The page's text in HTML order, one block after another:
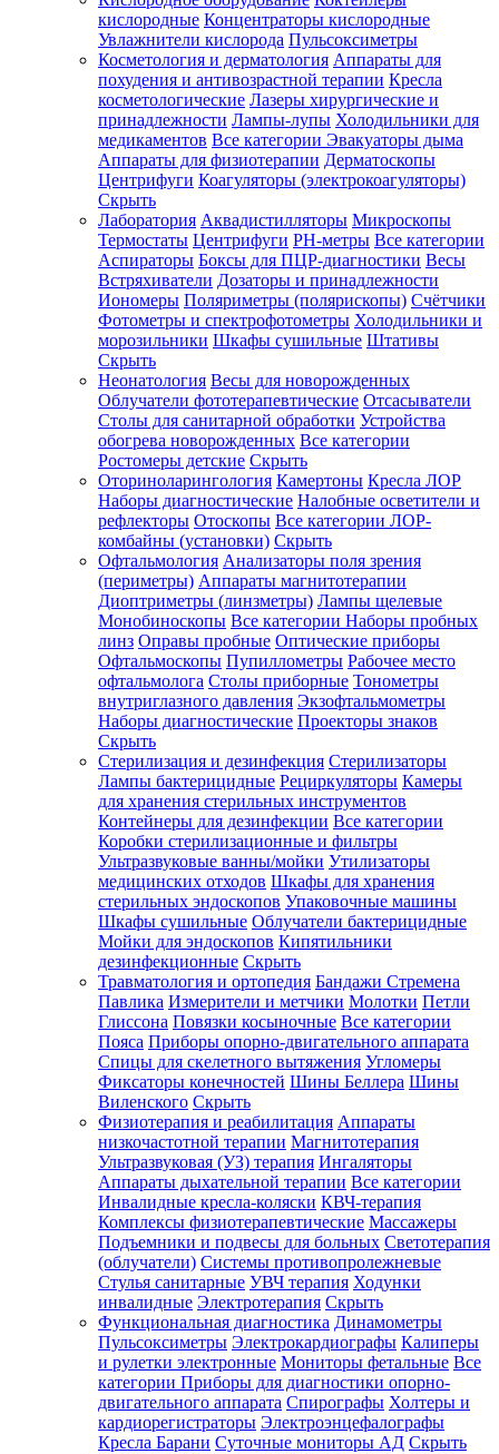
Зарегистрироваться
Зачем
регистрироваться?
Все
покупки
одном
месте
Личный
менеджер
Отслеживание
статуса
заказа
кислородные Концентраторы кислородные
Увлажнители кислорода Пульсоксиметры
Косметология и дерматология Аппараты для
похудения и антивозрастной терапии Кресла
косметологические Лазеры хирургические и
принадлежности Лампы-лупы Холодильники для
медикаментов Все категории Эвакуаторы дыма
Аппараты для физиотерапии Дерматоскопы
Центрифуги Коагуляторы (электрокоагуляторы)
Скрыть
Лаборатория Аквадистилляторы Микроскопы
Термостаты Центрифуги PH-метры Все категории
Аспираторы Боксы для ПЦР-диагностики Весы
Встряхиватели Дозаторы и принадлежности
Иономеры Поляриметры (полярископы) Счётчики
Фотометры и спектрофотометры Холодильники и
морозильники Шкафы сушильные Штативы
Скрыть
Неонатология Весы для новорожденных
Облучатели фототерапевтические Отсасыватели
Столы для санитарной обработки Устройства
обогрева новорожденных Все категории
Ростомеры детские Скрыть
Оториноларингология Камертоны Кресла ЛОР
Наборы диагностические Налобные осветители и
рефлекторы Отоскопы Все категории ЛОР-
комбайны (установки) Скрыть
Офтальмология Анализаторы поля зрения
(периметры) Аппараты магнитотерапии
Диоптриметры (линзметры) Лампы щелевые
Монобиноскопы Все категории Наборы пробных
линз Оправы пробные Оптические приборы
Офтальмоскопы Пупиллометры Рабочее место
офтальмолога Столы приборные Тонометры
внутриглазного давления Экзофтальмометры
Наборы диагностические Проекторы знаков
Скрыть
Стерилизация и дезинфекция Стерилизаторы
Лампы бактерицидные Рециркуляторы Камеры
для хранения стерильных инструментов
Контейнеры для дезинфекции Все категории
Коробки стерилизационные и фильтры
Ультразвуковые ванны/мойки Утилизаторы
медицинских отходов Шкафы для хранения
стерильных эндоскопов Упаковочные машины
Шкафы сушильные Облучатели бактерицидные
Мойки для эндоскопов Кипятильники
дезинфекционные Скрыть
Травматология и ортопедия Бандажи Стремена
Павлика Измерители и метчики Молотки Петли
Глиссона Повязки косыночные Все категории
Пояса Приборы опорно-двигательного аппарата
Спицы для скелетного вытяжения Угломеры
Фиксаторы конечностей Шины Беллера Шины
Виленского Скрыть
Физиотерапия и реабилитация Аппараты
низкочастотной терапии Магнитотерапия
Ультразвуковая (УЗ) терапия Ингаляторы
Аппараты дыхательной терапии Все категории
Инвалидные кресла-коляски КВЧ-терапия
Комплексы физиотерапевтические Массажеры
Подъемники и подвесы для больных Светотерапия
(облучатели) Системы противопролежневые
Стулья санитарные УВЧ терапия Ходунки
инвалидные Электротерапия Скрыть
Функциональная диагностика Динамометры
Пульсоксиметры Электрокардиографы Калиперы
и рулетки электронные Мониторы фетальные Все
категории Приборы для диагностики опорно-
двигательного аппарата Спирографы Холтеры и
кардиорегистраторы Электроэнцефалографы
Кресла Барани Суточные мониторы АД Скрыть